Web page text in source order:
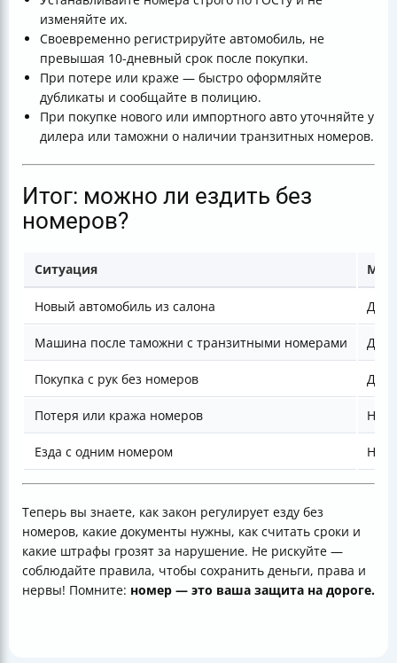
изменяйте их.
Своевременно регистрируйте автомобиль, не
превышая 10-дневный срок после покупки.
При потере или краже — быстро оформляйте
дубликаты и сообщайте в полицию.
При покупке нового или импортного авто уточняйте у
дилера или таможни о наличии транзитных номеров.
Итог: можно ли ездить без
номеров?
Ситуация
Новый автомобиль из салона Да
Машина после таможни с транзитными номерами Да
Покупка с рук без номеров Да,
Потеря или кража номеров Нет
Езда с одним номером Нет
Теперь вы знаете, как закон регулирует езду без
номеров, какие документы нужны, как считать сроки и
какие штрафы грозят за нарушение. Не рискуйте —
соблюдайте правила, чтобы сохранить деньги, права и
нервы! Помните: номер — это ваша защита на дороге.